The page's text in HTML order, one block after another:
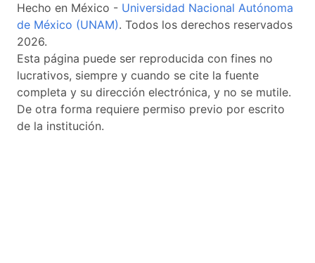
Hecho en México - Universidad Nacional Autónoma
de México (UNAM). Todos los derechos reservados
2026.
Esta página puede ser reproducida con fines no
lucrativos, siempre y cuando se cite la fuente
completa y su dirección electrónica, y no se mutile.
De otra forma requiere permiso previo por escrito
de la institución.